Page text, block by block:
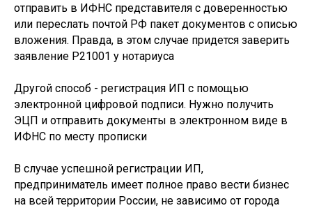
отправить в ИФНС представителя с доверенностью
или переслать почтой РФ пакет документов с описью
вложения. Правда, в этом случае придется заверить
заявление Р21001 у нотариуса
Другой способ - регистрация ИП с помощью
электронной цифровой подписи. Нужно получить
ЭЦП и отправить документы в электронном виде в
ИФНС по месту прописки
В случае успешной регистрации ИП,
предприниматель имеет полное право вести бизнес
на всей территории России, не зависимо от города